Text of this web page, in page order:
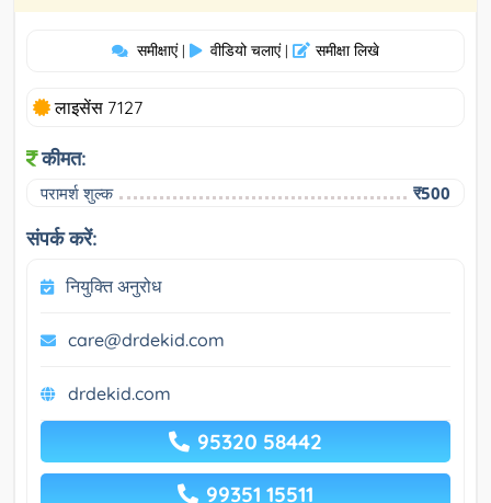
समीक्षाएं | वीडियो चलाएं | समीक्षा लिखे
लाइसेंस 7127
कीमत:
परामर्श शुल्क ₹500
संपर्क करें:
नियुक्ति अनुरोध
care@drdekid.com
drdekid.com
95320 58442
99351 15511